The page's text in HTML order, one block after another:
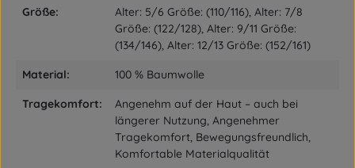
Größe:
Alter: 5/6 Größe: (110/116), Alter: 7/8
Größe: (122/128), Alter: 9/11 Größe:
(134/146), Alter: 12/13 Größe: (152/161)
Material: 100 % Baumwolle
Tragekomfort:
Angenehm auf der Haut – auch bei
längerer Nutzung, Angenehmer
Tragekomfort, Bewegungsfreundlich,
Komfortable Materialqualität